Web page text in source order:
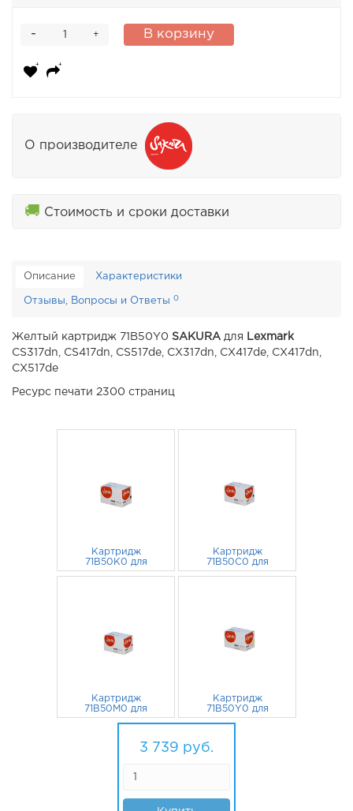
+
- В корзину
О производителе
🚚 Стоимость и сроки доставки
Описание Характеристики
Отзывы, Вопросы и Ответы 0
Желтый картридж 71B50Y0 SAKURA для
Lexmark
CS317dn, CS417dn, CS517de, CX317dn, CX417de, CX417dn,
CX517de
Ресурс печати 2300 страниц
Картридж
71B50K0 для
Lexmark CS317dn,
Картридж
71B50C0 для
Lexmark CS317dn,
Картридж
71B50M0 для
Lexmark CS317dn,
CS417dn Sakura
пурпурный
Картридж
71B50Y0 для
Lexmark CS317dn,
CS417dn Sakura
3 739 руб.